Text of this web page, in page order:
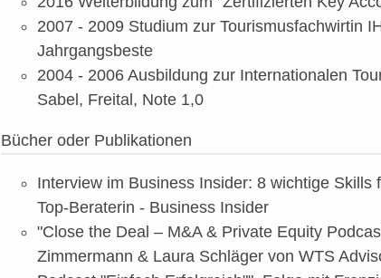
2007 - 2009 Studium zur Tourismusfachwirtin
Jahrgangsbeste
2004 - 2006 Ausbildung zur Internationalen
Sabel, Freital, Note 1,0
Bücher oder Publikationen
Interview im Business Insider: 8 wichtige Skills
Top-Beraterin - Business Insider
"Close the Deal – M&A & Private Equity
Zimmermann & Laura Schläger von WTS